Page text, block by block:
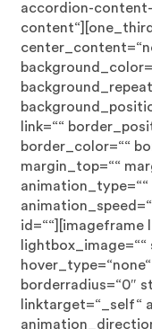
accordion-
link=““
border_color=““
margin_top=““
id=““][imageframe
borderradius=“0″
linktarget=“_self“